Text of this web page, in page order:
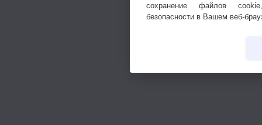
сохранение файлов
безопасности в Вашем веб-